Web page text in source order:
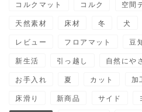
コルクマット コルク 空間
天然素材 床材 冬 犬
レビュー フロアマット 豆
新生活 引っ越し 自然にや
お手入れ 夏 カット 加
床滑り 新商品 サイド